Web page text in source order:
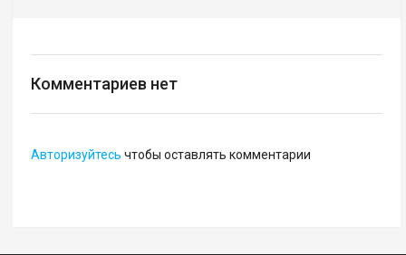
Комментариев нет
Авторизуйтесь чтобы оставлять комментарии